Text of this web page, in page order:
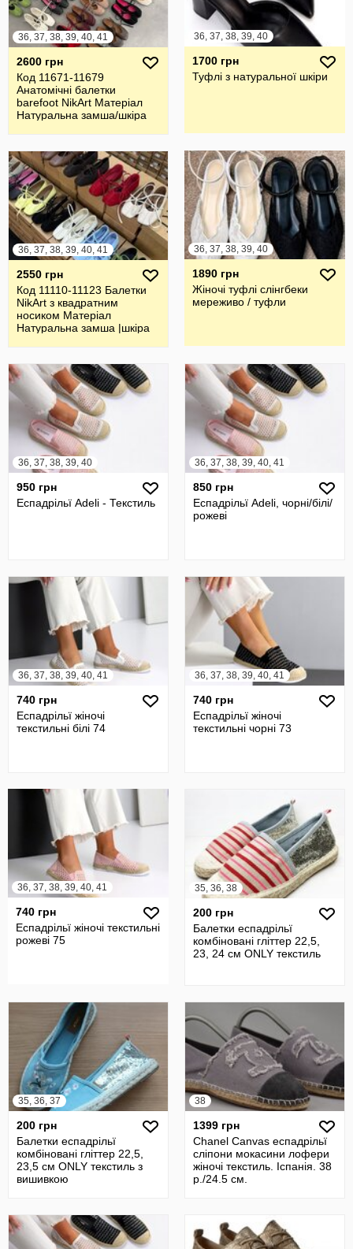
36, 37, 38, 39, 40, 41
2600 грн
Код 11671-11679
Анатомічні балетки
barefoot NikArt Матеріал
Натуральна замша/шкіра
36, 37, 38, 39, 40
1700 грн
Туфлі з натуральної шкіри
36, 37, 38, 39, 40, 41
2550 грн
Код 11110-11123 Балетки
NikArt з квадратним
носиком Матеріал
Натуральна замша |шкіра
36, 37, 38, 39, 40
1890 грн
Жіночі туфлі слінгбеки
мереживо / туфли
36, 37, 38, 39, 40
950 грн
Еспадрільї Adeli - Текстиль
36, 37, 38, 39, 40, 41
850 грн
Еспадрільї Adeli, чорні/білі/
рожеві
36, 37, 38, 39, 40, 41
740 грн
Еспадрільї жіночі
текстильні білі 74
36, 37, 38, 39, 40, 41
740 грн
Еспадрільї жіночі
текстильні чорні 73
36, 37, 38, 39, 40, 41
740 грн
Еспадрільї жіночі текстильні
рожеві 75
35, 36, 38
200 грн
Балетки еспадрільї
комбіновані гліттер 22,5,
23, 24 см ONLY текстиль
35, 36, 37
200 грн
Балетки еспадрільї
комбіновані гліттер 22,5,
23,5 см ONLY текстиль з
вишивкою
38
1399 грн
Chanel Canvas еспадрільї
сліпони мокасини лофери
жіночі текстиль. Іспанія. 38
р./24.5 см.